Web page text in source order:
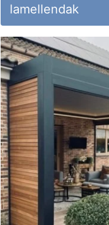
lamellendak